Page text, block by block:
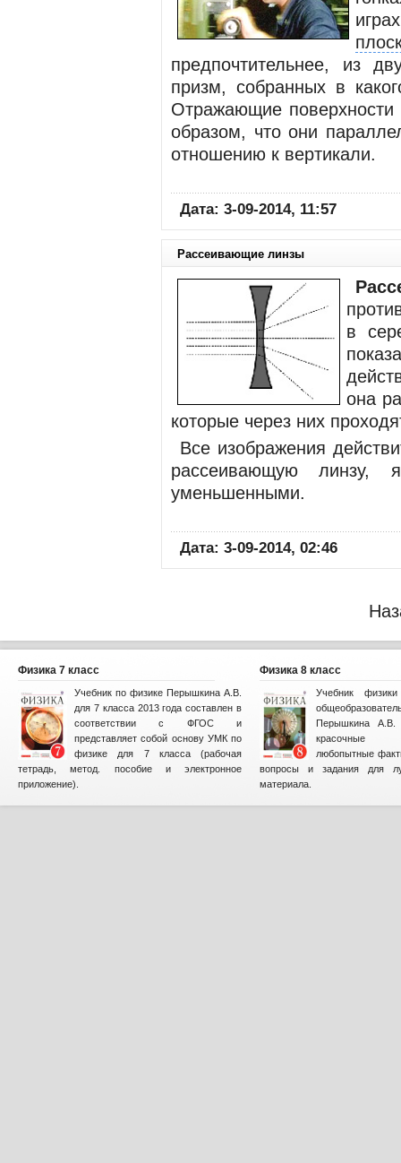
предпочтительнее, из
призм, собранных в
Отражающие
образом, что они
отношению к вертикали.
Дата: 3-09-2014, 11:57
Рассеивающие линзы
в
она
которые через них
Все изображения
рассеивающую
уменьшенными.
Дата: 3-09-2014, 02:46
Физика 7 класс
Учебник по физике Перышкина А.В.
для 7 класса 2013 года составлен в
соответствии с ФГОС и
представляет собой основу УМК по
физике для 7 класса (рабочая
тетрадь, метод. пособие и электронное
приложение).
Физика 8 класс
Учебник
Перышкина А.В.
красочные
любопытные
вопросы и задания для
материала.